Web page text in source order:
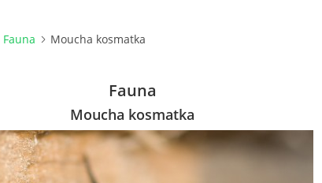
Fauna Moucha kosmatka
Fauna
Moucha kosmatka